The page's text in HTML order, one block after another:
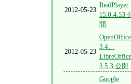
2012-05-23
RealPlayer
15.0.4.53
開
2012-05-23
OpenOffice
3.4、
LibreOffice
3.5.3 公開
Google